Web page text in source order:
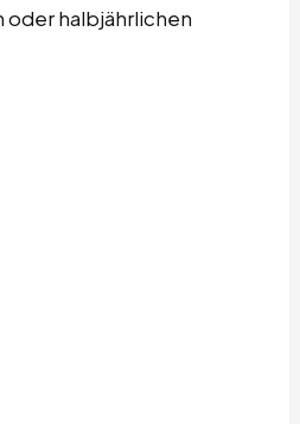
oder halbjährlichen